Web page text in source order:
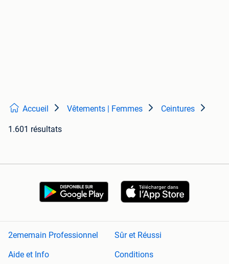
Accueil Vêtements | Femmes Ceintures
1.601 résultats
2ememain Professionnel
Sûr et Réussi
Aide et Info
Conditions